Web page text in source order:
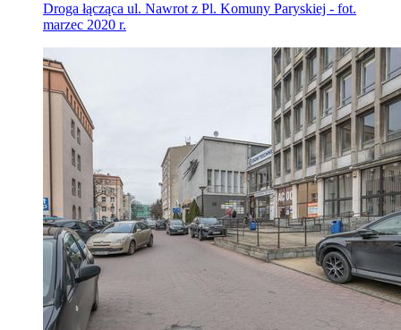
Droga łącząca ul. Nawrot z Pl. Komuny Paryskiej - fot.
marzec 2020 r.